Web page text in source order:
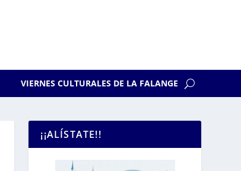
VIERNES CULTURALES DE LA FALANGE
¡¡ALÍSTATE!!